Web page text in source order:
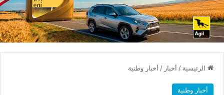
الرئيسية / أخبار / أخبار وطنية
أخبار وطنية